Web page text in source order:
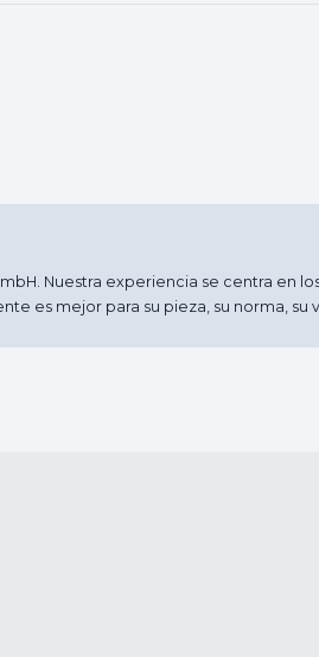
Nuestra experiencia se centra en
es mejor para su pieza, su norma, su